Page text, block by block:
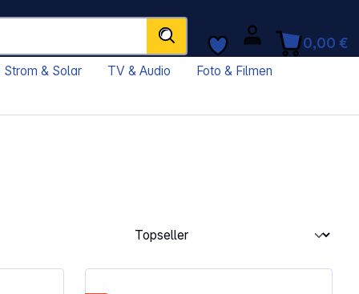
0,00 €
Strom & Solar TV & Audio
Foto & Filmen